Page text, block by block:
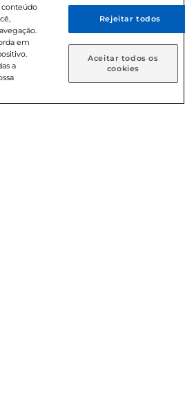
Ou
informe como deseja receber
Retire em Loja
de compras. Fotos ilustrativas.
de estoque. Compras
caso de suspeita de fraude. A fim
maior número de clientes as
de produtos com preços
sua quantidade limitada por
e condições são exclusivos para
o dia de hoje, podendo
conteúdo
em
a
Rejeitar todos
Aceitar todos os
cookies